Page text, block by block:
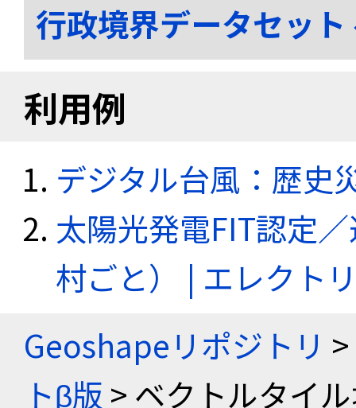
行政境界データセッ
利用例
デジタル台風：歴史
太陽光発電FIT認定
村ごと） | エレクト
Geoshapeリポジトリ >
トβ版 > ベクトルタイ